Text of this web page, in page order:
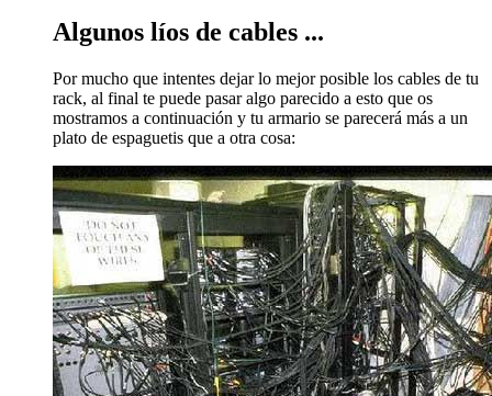
Algunos líos de cables ...
Por mucho que intentes dejar lo mejor posible los cables de tu
rack, al final te puede pasar algo parecido a esto que os
mostramos a continuación y tu armario se parecerá más a un
plato de espaguetis que a otra cosa: